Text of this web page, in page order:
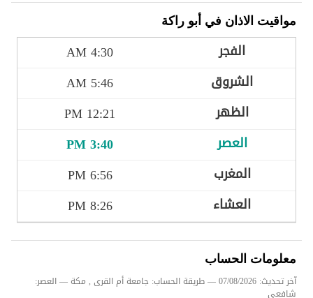
مواقيت الاذان في أبو راكة
4:30 AM
5:46 AM
12:21 PM
3:40 PM
6:56 PM
8:26 PM
معلومات الحساب
آخر تحديث: 07/08/2026
— طريقة الحساب: جامعة أم القرى , مكة — العصر:
شافعي